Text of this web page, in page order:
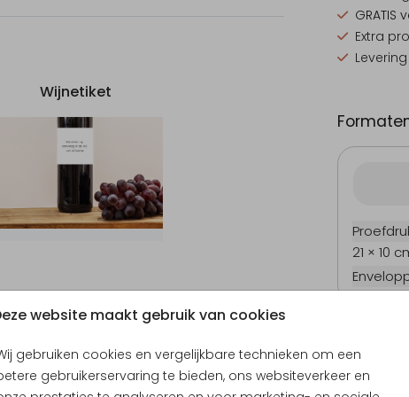
website maakt gebruik van cookies
gebruiken cookies en vergelijkbare technieken om een
gebruikerservaring te bieden, ons websiteverkeer en
Wijnetiket
GRATIS
Extra
21 × 10